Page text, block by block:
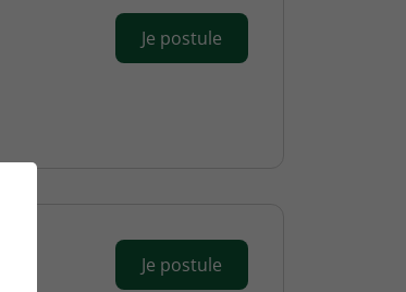
Je postule
Je postule